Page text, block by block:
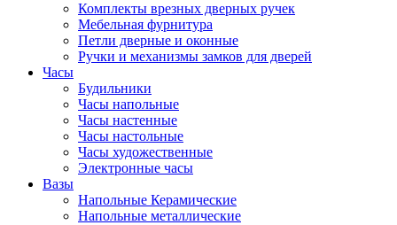
Комплекты врезных дверных ручек
Мебельная фурнитура
Петли дверные и оконные
Ручки и механизмы замков для дверей
Часы
Будильники
Часы напольные
Часы настенные
Часы настольные
Часы художественные
Электронные часы
Вазы
Напольные Керамические
Напольные металлические